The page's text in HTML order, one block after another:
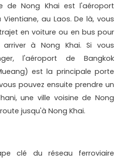
de Nong Khai est l'aéroport
au Laos. De là, vous
en voiture ou en bus pour
à Nong Khai. Si vous
l'aéroport de Bangkok
est la principale porte
pouvez ensuite prendre un
une ville voisine de Nong
jusqu'à Nong Khai.
clé du réseau ferroviaire